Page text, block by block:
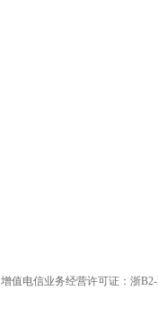
增值电信业务经营许可证：浙